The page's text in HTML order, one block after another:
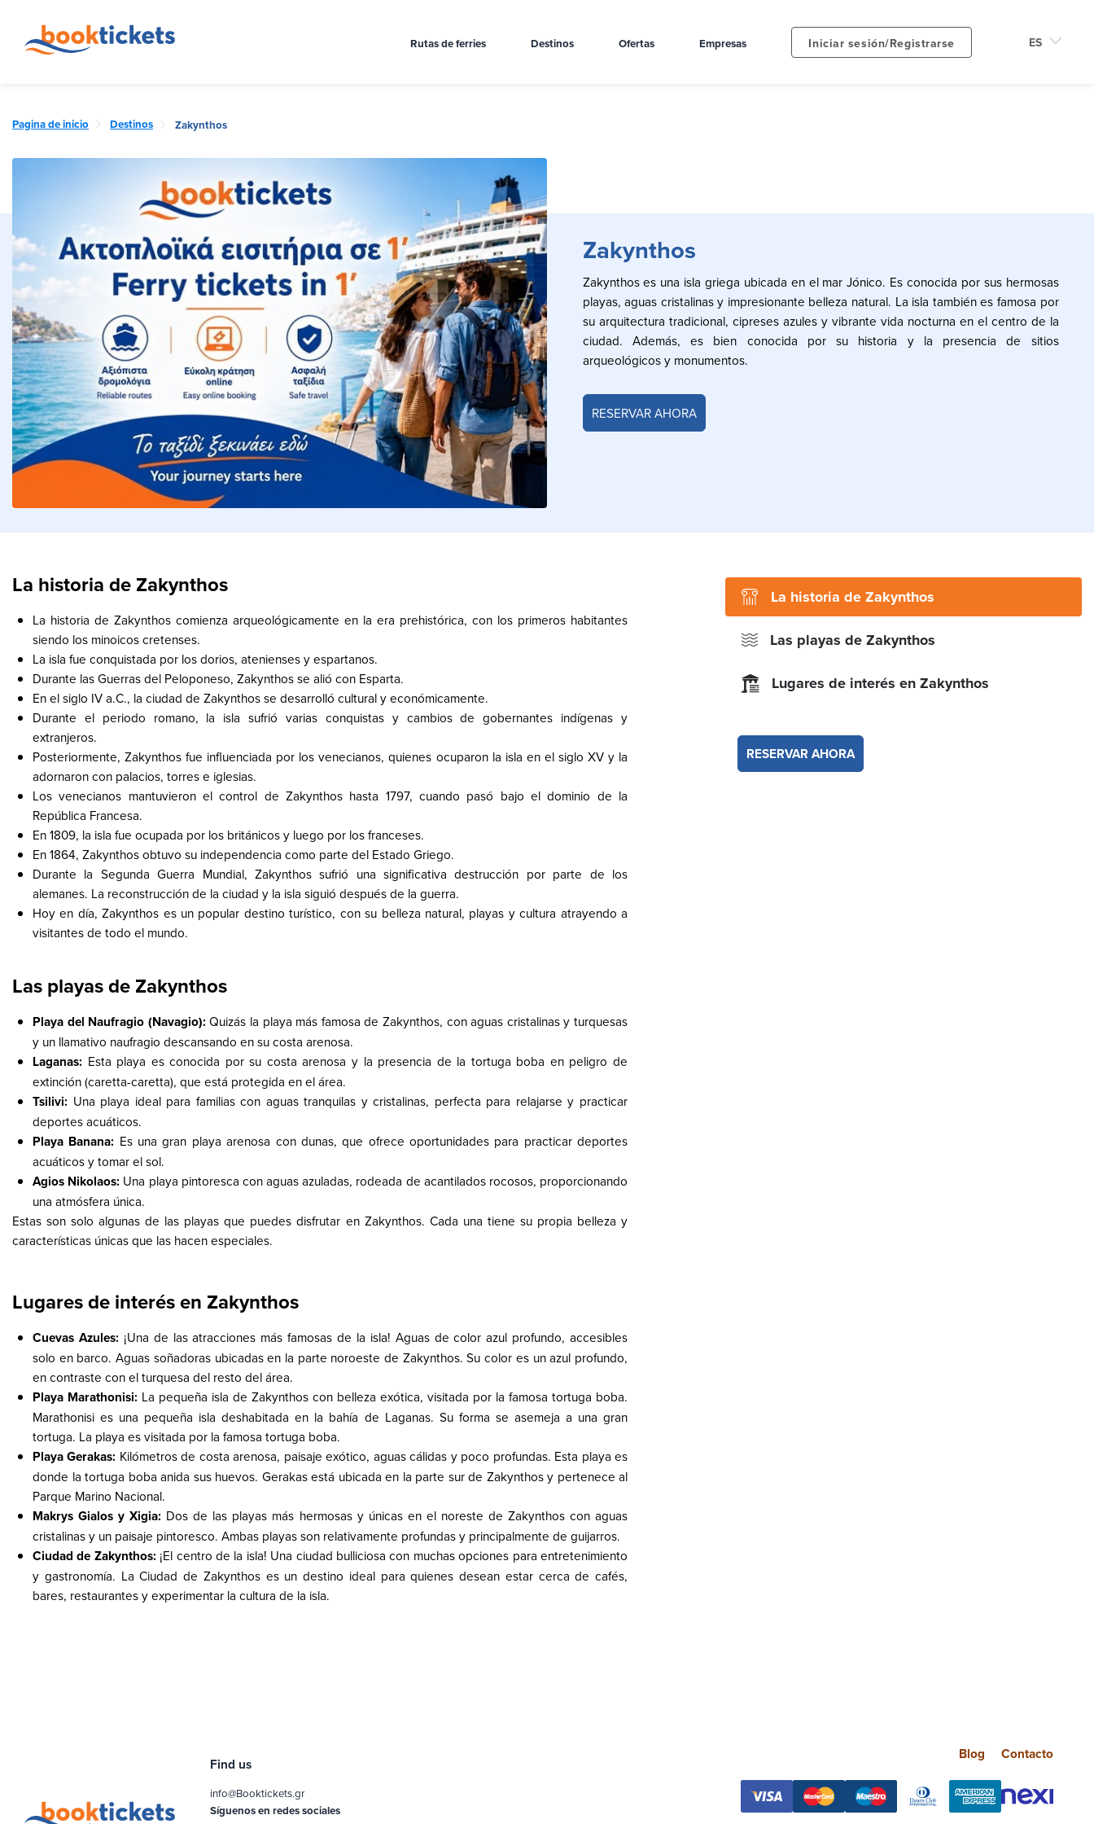
Rutas de ferries Destinos Ofertas Empresas Iniciar sesión/Registrarse
Pagina de inicio Destinos Zakynthos
Zakynthos
Zakynthos es una isla griega ubicada en el mar Jónico. Es conocida por sus hermosas
playas, aguas cristalinas y impresionante belleza natural. La isla también es famosa por
su arquitectura tradicional, cipreses azules y vibrante vida nocturna en el centro de la
ciudad. Además, es bien conocida por su historia y la presencia de sitios
arqueológicos y monumentos.
RESERVAR AHORA
La historia de Zakynthos
La historia de Zakynthos comienza arqueológicamente en la era prehistórica, con los primeros habitantes
siendo los minoicos cretenses.
La isla fue conquistada por los dorios, atenienses y espartanos.
Durante las Guerras del Peloponeso, Zakynthos se alió con Esparta.
En el siglo IV a.C., la ciudad de Zakynthos se desarrolló cultural y económicamente.
Durante el periodo romano, la isla sufrió varias conquistas y cambios de gobernantes indígenas y
extranjeros.
Posteriormente, Zakynthos fue influenciada por los venecianos, quienes ocuparon la isla en el siglo XV y la
adornaron con palacios, torres e iglesias.
Los venecianos mantuvieron el control de Zakynthos hasta 1797, cuando pasó bajo el dominio de la
República Francesa.
En 1809, la isla fue ocupada por los británicos y luego por los franceses.
En 1864, Zakynthos obtuvo su independencia como parte del Estado Griego.
Durante la Segunda Guerra Mundial, Zakynthos sufrió una significativa destrucción por parte de los
alemanes. La reconstrucción de la ciudad y la isla siguió después de la guerra.
Hoy en día, Zakynthos es un popular destino turístico, con su belleza natural, playas y cultura atrayendo a
visitantes de todo el mundo.
Las playas de Zakynthos
Playa del Naufragio (Navagio): Quizás la playa más famosa de Zakynthos, con aguas cristalinas y turquesas
y un llamativo naufragio descansando en su costa arenosa.
Laganas: Esta playa es conocida por su costa arenosa y la presencia de la tortuga boba en peligro de
extinción (caretta-caretta), que está protegida en el área.
Tsilivi: Una playa ideal para familias con aguas tranquilas y cristalinas, perfecta para relajarse y practicar
deportes acuáticos.
Playa Banana: Es una gran playa arenosa con dunas, que ofrece oportunidades para practicar deportes
acuáticos y tomar el sol.
Agios Nikolaos: Una playa pintoresca con aguas azuladas, rodeada de acantilados rocosos, proporcionando
una atmósfera única.
Estas son solo algunas de las playas que puedes disfrutar en Zakynthos. Cada una tiene su propia belleza y
características únicas que las hacen especiales.
Lugares de interés en Zakynthos
Cuevas Azules: ¡Una de las atracciones más famosas de la isla! Aguas de color azul profundo, accesibles
solo en barco. Aguas soñadoras ubicadas en la parte noroeste de Zakynthos. Su color es un azul profundo,
en contraste con el turquesa del resto del área.
Playa Marathonisi: La pequeña isla de Zakynthos con belleza exótica, visitada por la famosa tortuga boba.
Marathonisi es una pequeña isla deshabitada en la bahía de Laganas. Su forma se asemeja a una gran
tortuga. La playa es visitada por la famosa tortuga boba.
Playa Gerakas: Kilómetros de costa arenosa, paisaje exótico, aguas cálidas y poco profundas. Esta playa es
donde la tortuga boba anida sus huevos. Gerakas está ubicada en la parte sur de Zakynthos y pertenece al
Parque Marino Nacional.
Makrys Gialos y Xigia: Dos de las playas más hermosas y únicas en el noreste de Zakynthos con aguas
cristalinas y un paisaje pintoresco. Ambas playas son relativamente profundas y principalmente de guijarros.
Ciudad de Zakynthos: ¡El centro de la isla! Una ciudad bulliciosa con muchas opciones para entretenimiento
y gastronomía. La Ciudad de Zakynthos es un destino ideal para quienes desean estar cerca de cafés,
bares, restaurantes y experimentar la cultura de la isla.
La historia de Zakynthos
Las playas de Zakynthos
Lugares de interés en Zakynthos
RESERVAR AHORA
Find us
info@Booktickets.gr
Síguenos en redes sociales
Blog Contacto